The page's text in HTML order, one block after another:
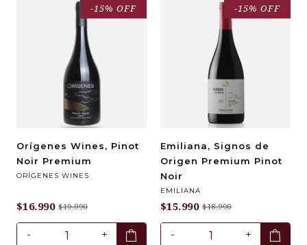
-15% OFF
Orígenes Wines, Pinot
Noir Premium
ORÍGENES WINES
$16.990 $19.990
+
-
-15% OFF
Emiliana, Signos de
Origen Premium Pinot
Noir
EMILIANA
$15.990 $18.990
+
-